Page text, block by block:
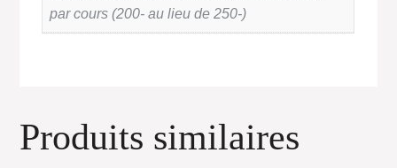
par cours (200- au lieu de 250-)
Produits similaires